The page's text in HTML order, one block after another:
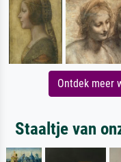
Ontdek meer
Staaltje van